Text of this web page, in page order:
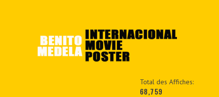
Total des Affiches:
68,759